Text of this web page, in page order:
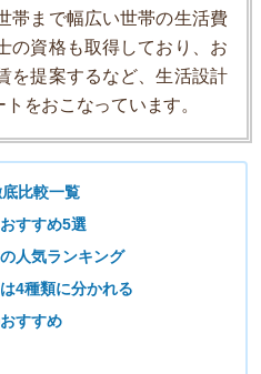
帯まで幅広い世帯の生活費
の資格も取得しており、お
を提案するなど、生活設計
をおこなっています。
比較一覧
すすめ5選
人気ランキング
4種類に分かれる
すすめ